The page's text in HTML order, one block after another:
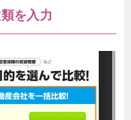
を入力